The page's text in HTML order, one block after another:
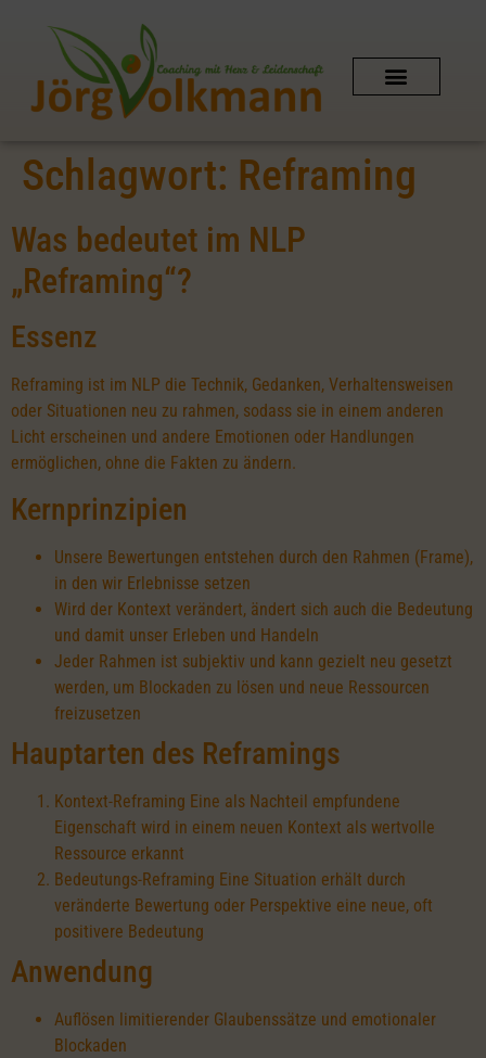
Schlagwort: Reframing
Was bedeutet im NLP
„Reframing“?
Essenz
Reframing ist im NLP die Technik, Gedanken, Verhaltensweisen
oder Situationen neu zu rahmen, sodass sie in einem anderen
Licht erscheinen und andere Emotionen oder Handlungen
ermöglichen, ohne die Fakten zu ändern.
Kernprinzipien
Unsere Bewertungen entstehen durch den Rahmen (Frame),
in den wir Erlebnisse setzen
Wird der Kontext verändert, ändert sich auch die Bedeutung
und damit unser Erleben und Handeln
Jeder Rahmen ist subjektiv und kann gezielt neu gesetzt
werden, um Blockaden zu lösen und neue Ressourcen
freizusetzen
Hauptarten des Reframings
Kontext-Reframing Eine als Nachteil empfundene
Eigenschaft wird in einem neuen Kontext als wertvolle
Ressource erkannt
Bedeutungs-Reframing Eine Situation erhält durch
veränderte Bewertung oder Perspektive eine neue, oft
positivere Bedeutung
Anwendung
Auflösen limitierender Glaubenssätze und emotionaler
Blockaden